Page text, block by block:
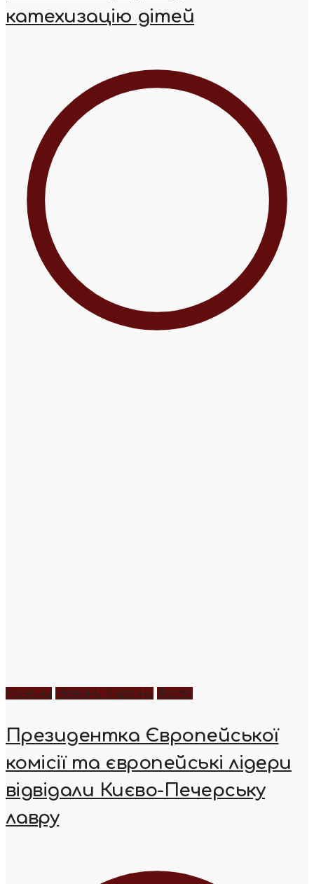
катехизацію дітей
Новини Новини України Фото
Президентка Європейської
комісії та європейські лідери
відвідали Києво-Печерську
лавру